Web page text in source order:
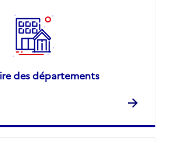
des départements